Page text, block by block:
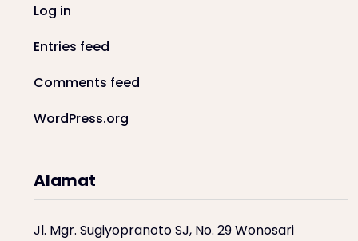
Log in
Entries feed
Comments feed
WordPress.org
Alamat
Jl. Mgr. Sugiyopranoto SJ, No. 29 Wonosari